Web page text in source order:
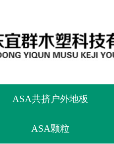
ASA共挤户外地板
ASA颗粒